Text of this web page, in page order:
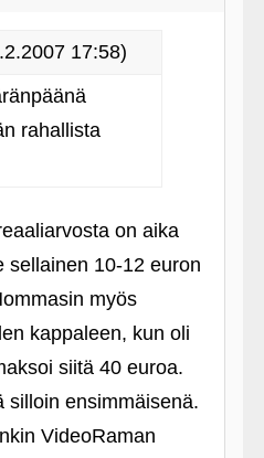
17:58)
rahallista
on aika
sellainen 10-12 euron
myös
kappaleen, kun oli
siitä 40 euroa.
silloin ensimmäisenä.
VideoRaman